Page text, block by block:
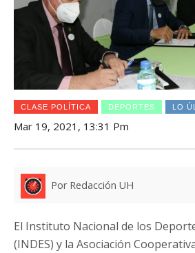
CLASE POLÍTICA DEPORTES LO
Mar 19, 2021, 13:31 Pm
Por Redacción UH
El Instituto Nacional de los
(INDES) y la Asociación